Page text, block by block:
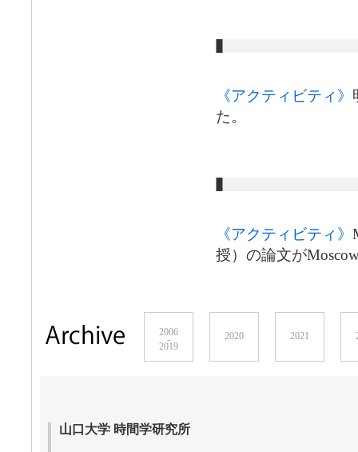
《アクティビティ》
た。
《アクティビティ》
授）の論文が
2006
-
2019
2020 2021
山口大学 時間学研究所